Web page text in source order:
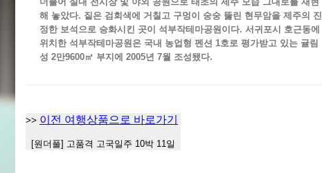
해 놓았다. 짙은 검회색에 거칠고 구멍이 숭숭 뚫린 현무암을 제주의 진
정한 보석으로 승화시킨 곳이 석부작테마공원이다. 서귀포시 호근동에
위치한 석부작테마공원은 국내 농업형 펜션 1호로 평가받고 있는 귤림
성 2만9600㎡ 부지에 2005년 7월 조성됐다.
>> 이전 여행상품으로 바로가기
[원더풀] 고품격 고국일주 10박 11일